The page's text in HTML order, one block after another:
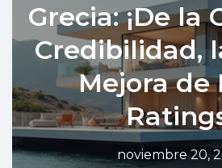
Grecia: ¡De la
Credibilidad,
Mejora de
noviembre 20,